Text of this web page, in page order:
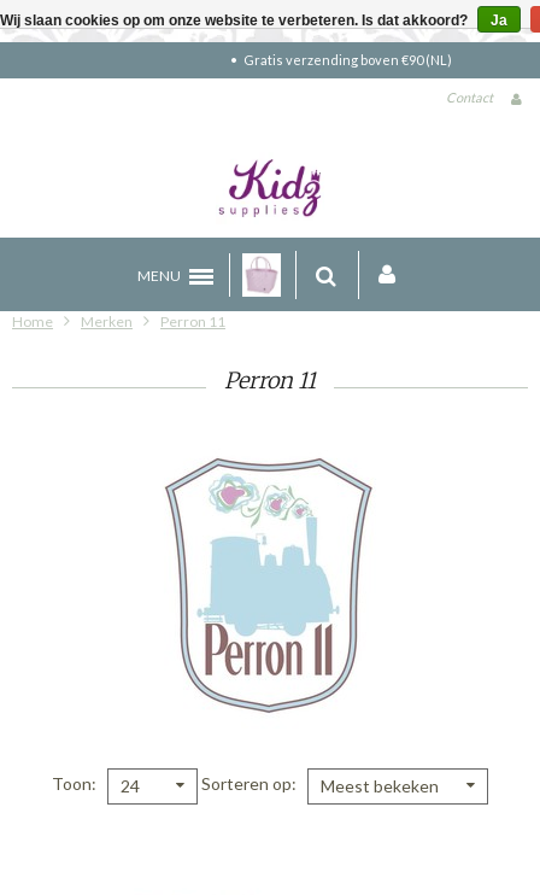
Gratis verzending boven €90 (NL)
Contact
MENU
Home Merken Perron 11
Perron 11
Toon 24 Sorteren op Meest bekeken
Wij slaan cookies op om onze website te verbeteren. Is dat akkoord? Ja